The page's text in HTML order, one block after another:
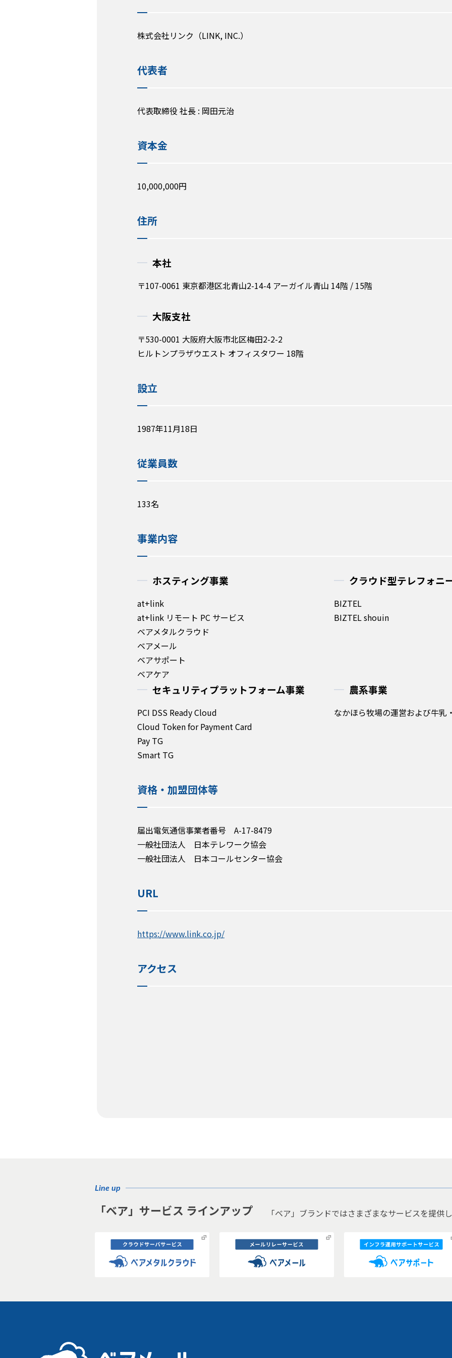
株式会社リンク（LINK, INC.）
代表者
代表取締役 社長 : 岡田元治
資本金
10,000,000円
住所
本社
〒107-0061 東京都港区北青山2-14-4 アーガイル青山 14階 / 15階
大阪支社
〒530-0001 大阪府大阪市北区梅田2-2-2
ヒルトンプラザウエスト オフィスタワー 18階
設立
1987年11月18日
従業員数
133名
事業内容
ホスティング事業
at+link
at+link リモート PC サービス
ベアメタルクラウド
ベアメール
ベアサポート
ベアケア
クラウド型テレフォニ
BIZTEL
BIZTEL shouin
セキュリティプラットフォーム事業
PCI DSS Ready Cloud
Cloud Token for Payment Card
Pay TG
Smart TG
農系事業
なかほら牧場の運営および牛乳
資格・加盟団体等
届出電気通信事業者番号 A-17-8479
一般社団法人 日本テレワーク協会
一般社団法人 日本コールセンター協会
URL
https://www.link.co.jp/
アクセス
Line up
「ベア」サービス ラインアップ 「ベア」ブランドではさまざまなサービスを提供